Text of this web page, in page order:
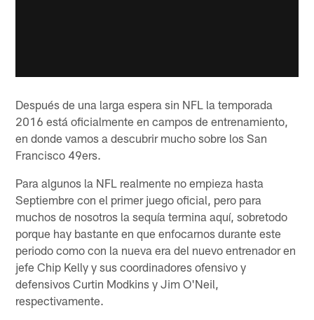
Después de una larga espera sin NFL la temporada
2016 está oficialmente en campos de entrenamiento,
en donde vamos a descubrir mucho sobre los San
Francisco 49ers.
Para algunos la NFL realmente no empieza hasta
Septiembre con el primer juego oficial, pero para
muchos de nosotros la sequía termina aquí, sobretodo
porque hay bastante en que enfocarnos durante este
periodo como con la nueva era del nuevo entrenador en
jefe Chip Kelly y sus coordinadores ofensivo y
defensivos Curtin Modkins y Jim O'Neil,
respectivamente.